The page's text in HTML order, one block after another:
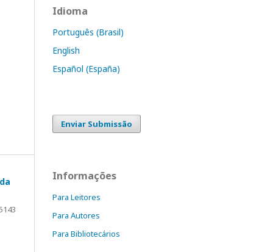
Idioma
Português (Brasil)
English
Español (España)
Enviar Submissão
Informações
Para Leitores
Para Autores
Para Bibliotecários